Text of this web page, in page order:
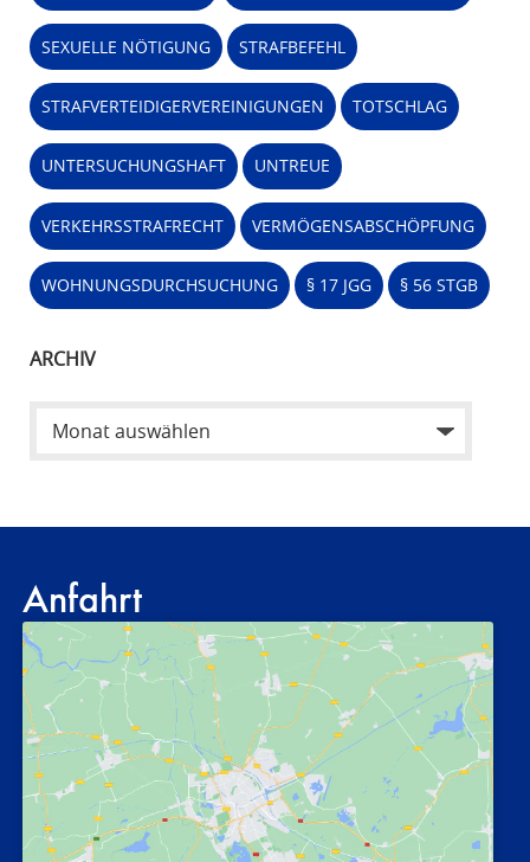
SEXUELLE NÖTIGUNG STRAFBEFEHL
STRAFVERTEIDIGERVEREINIGUNGEN TOTSCHLAG
UNTERSUCHUNGSHAFT UNTREUE
VERKEHRSSTRAFRECHT VERMÖGENSABSCHÖPFUNG
WOHNUNGSDURCHSUCHUNG § 17 JGG § 56 STGB
ARCHIV
Anfahrt